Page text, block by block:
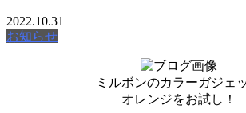
2022.10.31
お知らせ
ミルボンのカラーガジェ
オレンジをお試し！